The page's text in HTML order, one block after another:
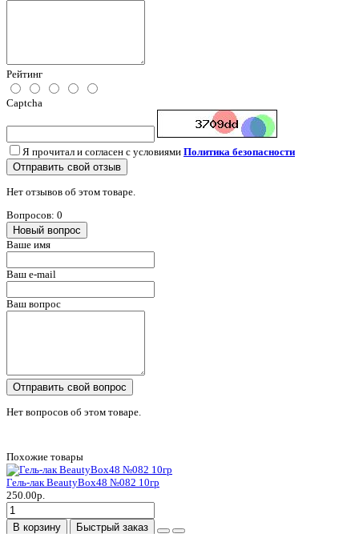
Рейтинг
Captcha
Я прочитал и согласен с условиями Политика безопасности
Отправить свой отзыв
Нет отзывов об этом товаре.
Вопросов: 0
Новый вопрос
Ваше имя
Ваш e-mail
Ваш вопрос
Отправить свой вопрос
Нет вопросов об этом товаре.
Похожие товары
Гель-лак BeautyBox48 №082 10гр
250.00р.
В корзину Быстрый заказ